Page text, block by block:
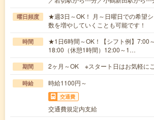
曜日頻度
★週3日～OK！ 月～日曜日での希望
数を増やしていくことも可能です！
時間
★1日6時間～OK！【シフト例】7:00
18:00（休憩1時間）12:00～1…
期間 2ヶ月～OK ※スタート日はお気軽に
時給 時給1100円～
交通費
交通費規定内支給